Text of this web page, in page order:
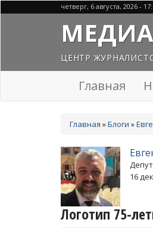
четверг, 6 августа, 2026 -
ЦЕНТР
Главная
здесь
Главная »Блоги »
16
Логотип 75-